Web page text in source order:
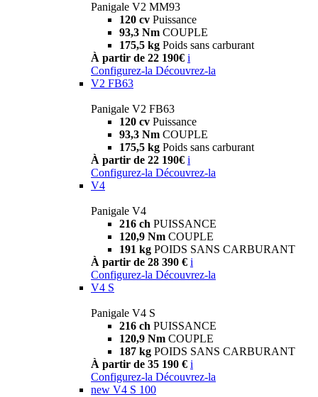
Panigale V2 MM93
120 cv Puissance
93,3 Nm COUPLE
175,5 kg Poids sans carburant
À partir de 22 190€ i
Configurez-la Découvrez-la
V2 FB63
Panigale V2 FB63
120 cv Puissance
93,3 Nm COUPLE
175,5 kg Poids sans carburant
À partir de 22 190€ i
Configurez-la Découvrez-la
V4
Panigale V4
216 ch PUISSANCE
120,9 Nm COUPLE
191 kg POIDS SANS CARBURANT
À partir de 28 390 € i
Configurez-la Découvrez-la
V4 S
Panigale V4 S
216 ch PUISSANCE
120,9 Nm COUPLE
187 kg POIDS SANS CARBURANT
À partir de 35 190 € i
Configurez-la Découvrez-la
new V4 S 100